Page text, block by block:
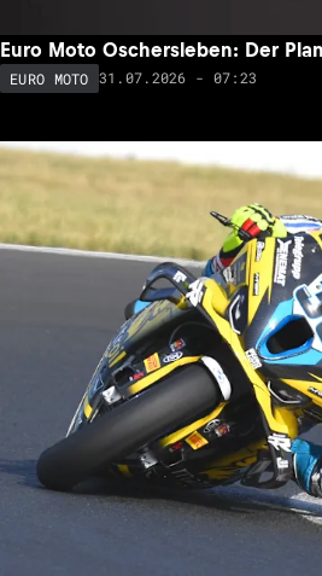
Euro Moto Oschersleben: Der
EURO MOTO 31.07.2026 - 07:23